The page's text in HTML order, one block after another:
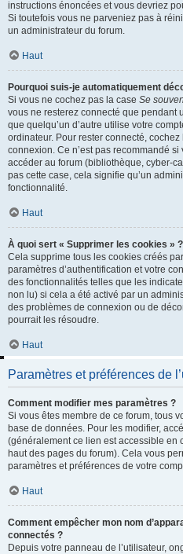
instructions énoncées et vous devriez
Si toutefois vous ne parveniez pas à
un administrateur du forum.
Haut
Pourquoi suis-je automatiquement
Si vous ne cochez pas la case Se
vous ne resterez connecté que pendant
que quelqu’un d’autre utilise votre
ordinateur. Pour rester connecté, cochez
connexion. Ce n’est pas recommandé
accéder au forum (bibliothèque, cyber-
pas cette case, cela signifie qu’un
fonctionnalité.
Haut
À quoi sert « Supprimer les cookies » ?
Cela supprime tous les cookies créés
paramètres d’authentification et votre
des fonctionnalités telles que les
non lu) si cela a été activé par un
des problèmes de connexion ou de
pourrait les résoudre.
Haut
Paramètres et préférences de
Comment modifier mes paramètres ?
Si vous êtes membre de ce forum, tous
base de données. Pour les modifier,
(généralement ce lien est accessible en
haut des pages du forum). Cela vous
paramètres et préférences de votre
Haut
Comment empêcher mon nom
connectés ?
Depuis votre panneau de l’utilisateur,